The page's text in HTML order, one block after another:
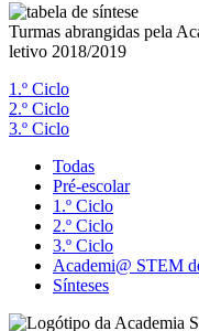
Image
Turmas abrangidas pela
letivo 2018/2019
1.º Ciclo
2.º Ciclo
3.º Ciclo
Todas
Pré-escolar
1.º Ciclo
2.º Ciclo
3.º Ciclo
Academi@ STEM
Sínteses